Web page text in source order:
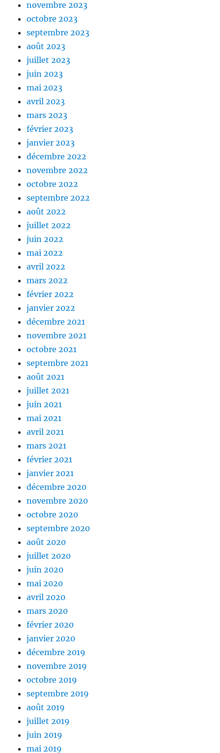
novembre 2023
octobre 2023
septembre 2023
août 2023
juillet 2023
juin 2023
mai 2023
avril 2023
mars 2023
février 2023
janvier 2023
décembre 2022
novembre 2022
octobre 2022
septembre 2022
août 2022
juillet 2022
juin 2022
mai 2022
avril 2022
mars 2022
février 2022
janvier 2022
décembre 2021
novembre 2021
octobre 2021
septembre 2021
août 2021
juillet 2021
juin 2021
mai 2021
avril 2021
mars 2021
février 2021
janvier 2021
décembre 2020
novembre 2020
octobre 2020
septembre 2020
août 2020
juillet 2020
juin 2020
mai 2020
avril 2020
mars 2020
février 2020
janvier 2020
décembre 2019
novembre 2019
octobre 2019
septembre 2019
août 2019
juillet 2019
juin 2019
mai 2019